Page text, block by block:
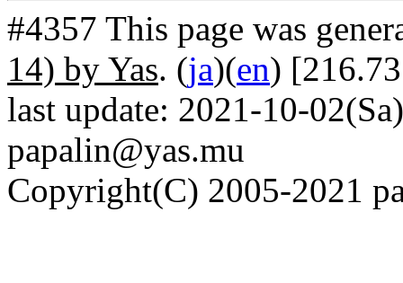
#4357 This page was
14) by Yas. (ja)(en)
last update: 2021-10-
papalin@yas.mu
Copyright(C) 2005-2021